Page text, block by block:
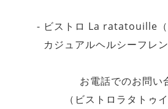
- ビストロ La ratatouille
カジュアルヘルシーフレ
お電話でのお問い
（ビストロラタトゥ